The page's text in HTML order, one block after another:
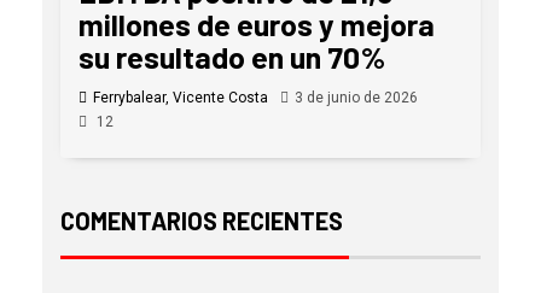
millones de euros y mejora
su resultado en un 70%
Ferrybalear, Vicente Costa
3 de junio de 2026
12
COMENTARIOS RECIENTES